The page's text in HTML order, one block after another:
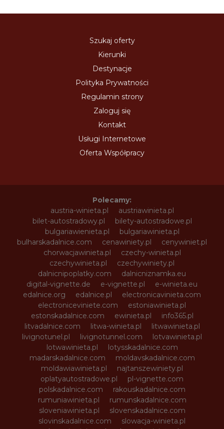
Szukaj oferty
Kierunki
Destynacje
Polityka Prywatności
Regulamin strony
Zaloguj się
Kontakt
Usługi Internetowe
Oferta Współpracy
Polecamy:
austria-winieta.pl
austriawinieta.pl
bilet-autostradowy.pl
bilety-autostradowe.pl
bulgariawienieta.pl
bulgariawinieta.pl
bulharskadalnice.com
cenawiniety.pl
cenywiniet.pl
chorwacjawinieta.pl
czechy-winieta.pl
czechywinieta.pl
czechywiniety.pl
dalnicnipoplatky.com
dalnicniznamka.eu
digital-vignette.de
e-vignette.pl
e-winieta.eu
edalnice.org
edalnice.pl
electronicavinieta.com
electroniceviniete.com
estoniawinieta.pl
estonskadalnice.com
ewinieta.pl
info365.pl
litvadalnice.com
litwa-winieta.pl
litwawinieta.pl
livignotunel.pl
livignotunnel.com
lotvawinieta.pl
lotwawinieta.pl
lotysskadalnice.com
madarskadalnice.com
moldavskadalnice.com
moldawiawinieta.pl
najtanszewiniety.pl
oplatyautostradowe.pl
pl-vignette.com
polskadalnice.com
rakouskadalnice.com
rumuniawinieta.pl
rumunskadalnice.com
sloveniawinieta.pl
slovenskadalnice.com
slovinskadalnice.com
slowacja-winieta.pl